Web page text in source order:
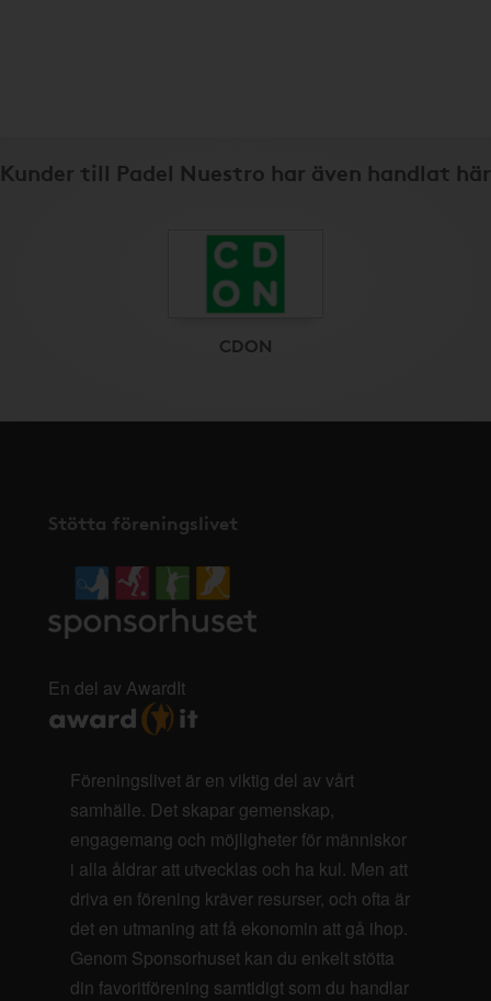
Kunder till Padel Nuestro har även handlat här
CDON
Stötta föreningslivet
En del av AwardIt
Föreningslivet är en viktig del av vårt
samhälle. Det skapar gemenskap,
engagemang och möjligheter för människor
i alla åldrar att utvecklas och ha kul. Men att
driva en förening kräver resurser, och ofta är
det en utmaning att få ekonomin att gå ihop.
Genom Sponsorhuset kan du enkelt stötta
din favoritförening samtidigt som du handlar